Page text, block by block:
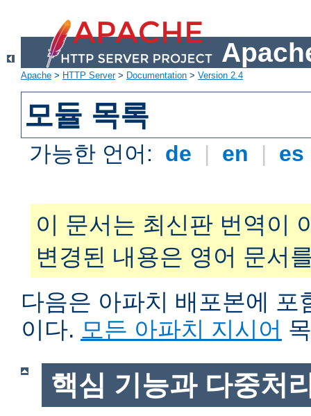
Apache > HTTP Server> Documentation > Version 2.4
모듈 목록
가능한 언어: de | en | es
이 문서는 최신판 번역이
변경된 내용은 영어 문서
다음은 아파치 배포본에 포
이다. 모든 아파치 지시어
핵심 기능과 다중처